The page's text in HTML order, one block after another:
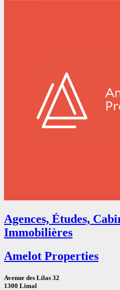
Agences, Études,
Immobilières
Amelot Properties
Avenue des Lilas 32
1300 Limal